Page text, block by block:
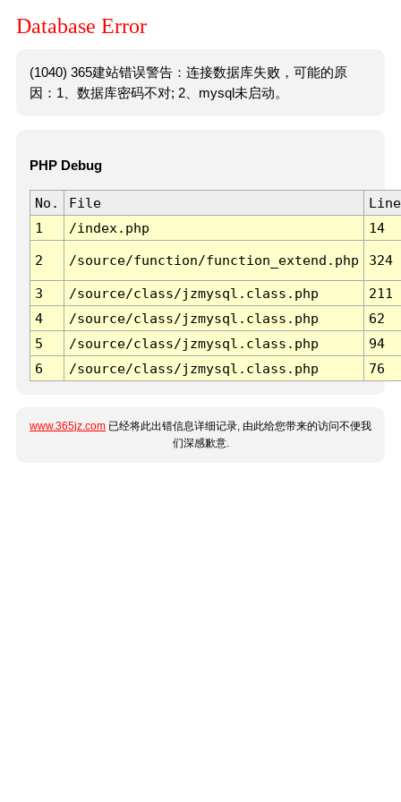
Database Error
(1040) 365建站错误警告：连接数据库失败，可能的原
因：1、数据库密码不对; 2、mysql未启动。
PHP Debug
No. File
Line
1
/index.php 14
2 /source/function/function_extend.php 324
3 /source/class/jzmysql.class.php
211
4
/source/class/jzmysql.class.php
62
5
/source/class/jzmysql.class.php
94
6
/source/class/jzmysql.class.php 76
www.365jz.com 已经将此出错信息详细记录, 由此给您带来的访问不便我
们深感歉意.